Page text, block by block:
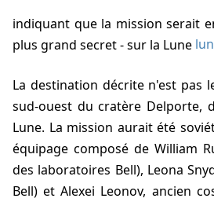
indiquant que la mission serait
plus grand secret - sur la Lune
La destination décrite n'est pas le cratère Iszak D., au
sud-ouest du cratère Delporte,
Lune. La mission aurait été
équipage composé de William
des laboratoires Bell), Leona
Bell) et Alexei Leonov, ancien